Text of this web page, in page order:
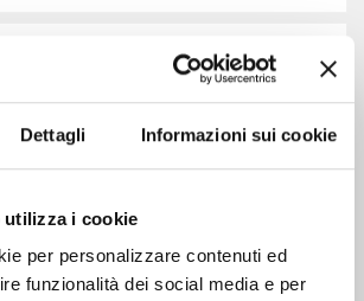
Dettagli Informazioni sui cookie
i cookie
per personalizzare contenuti ed
funzionalità dei social media e per
di saldatura
SPA
1 - FRESA CONICA A GRADINI
52,00+ IVA